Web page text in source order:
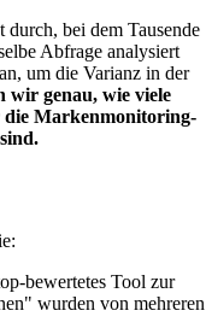
bei dem Tausende
Abfrage analysiert
um die Varianz in der
wir genau, wie viele
die Markenmonitoring-
bewertetes Tool zur
wurden von mehreren